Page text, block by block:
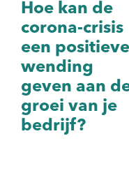
Hoe kan de
corona-crisis
een positieve
wending
geven aan
groei van je
bedrijf?